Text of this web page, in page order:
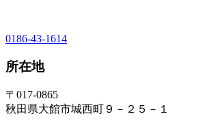
0186-43-1614
所在地
〒017-0865
秋田県大館市城西町９－２５－１